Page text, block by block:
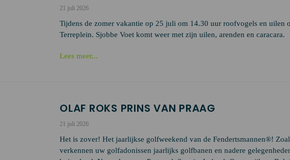
21 juli 2026
Tijdens de zomer vakantie op 25 juli om 14.30 uur roofvogels en uilen
Terreplein. Sjobbe Voet komt weer met zijn uilen, arenden en caracara.
Lees meer...
OLAF ROKS PRINS VAN PRAAG
21 juli 2026
Het is zover! Het jaarlijkse golfweekend van de Fendertsmannen®!
verkennen uw golfadonissen jaarlijks golfbanen en nadere